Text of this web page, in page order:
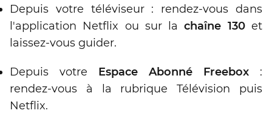
Depuis votre téléviseur : rendez-vous dans
l'application Netflix ou sur lachaîne 130et
laissez-vous guider.
Depuis votre Espace Abonné Freebox :
rendez-vous à la rubrique Télévision puis
Netflix.